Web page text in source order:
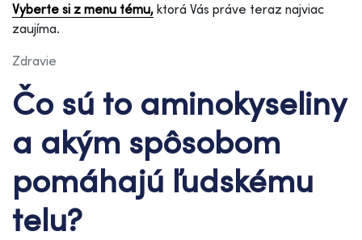
Vyberte si z menu tému, ktorá Vás práve teraz najviac
zaujíma.
Zdravie
Čo sú to aminokyseliny
a akým spôsobom
pomáhajú ľudskému
telu?